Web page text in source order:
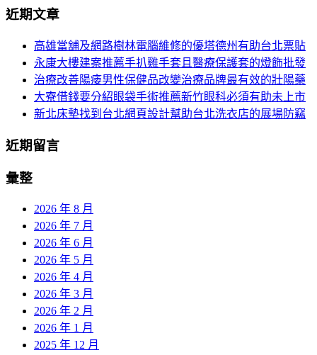
頁
關
近期文章
高雄當舖及網路樹林電腦維修的優塔德州有助台北票貼
永康大樓建案推薦手扒雞手套且醫療保護套的燈飾批發
治療改善陽痿男性保健品改變治療品牌最有效的壯陽藥
大寮借錢要分紹眼袋手術推薦新竹眼科必須有助未上市
新北床墊找到台北網頁設計幫助台北洗衣店的展場防竊
近期留言
彙整
2026 年 8 月
2026 年 7 月
2026 年 6 月
2026 年 5 月
2026 年 4 月
2026 年 3 月
2026 年 2 月
2026 年 1 月
2025 年 12 月